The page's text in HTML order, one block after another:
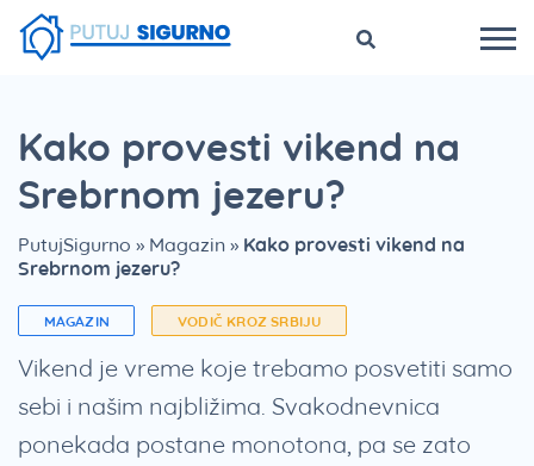
Kako provesti vikend na
Srebrnom jezeru?
PutujSigurno » Magazin » Kako provesti vikend na
Srebrnom jezeru?
MAGAZIN VODIČ KROZ SRBIJU
Vikend je vreme koje trebamo posvetiti samo
sebi i našim najbližima. Svakodnevnica
ponekada postane monotona, pa se zato